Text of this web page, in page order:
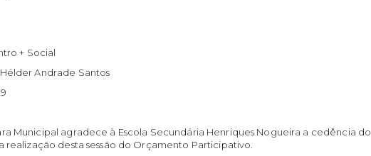
+ Social
Andrade Santos
Municipal agradece à Escola Secundária Henriques Nogueira a cedência do
realização desta sessão do Orçamento Participativo.